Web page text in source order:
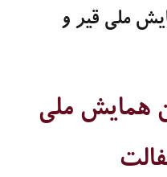
ملی قیر و
همایش ملی